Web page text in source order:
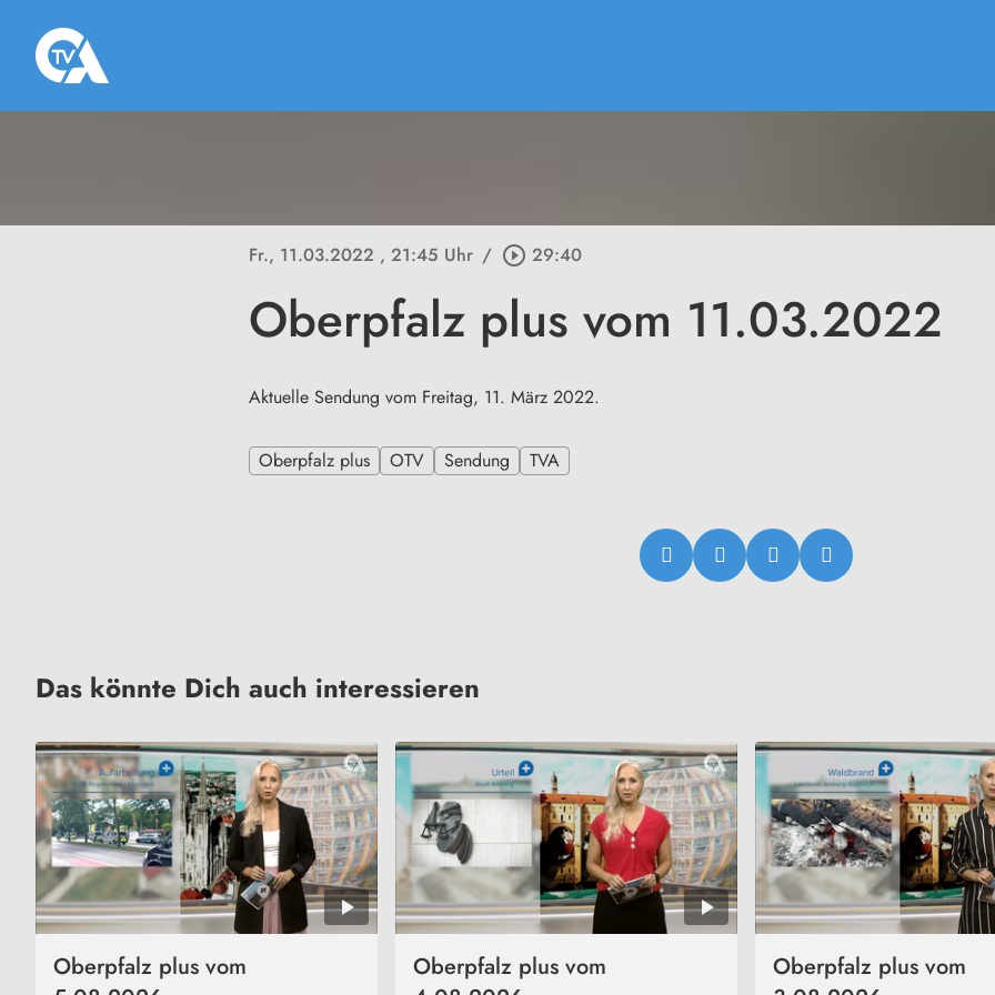
Fr., 11.03.2022 , 21:45 Uhr / play_circle_outline 29:40
Oberpfalz plus vom 11.03.2022
Aktuelle Sendung vom Freitag, 11. März 2022.
Oberpfalz plus OTV Sendung TVA
Das könnte Dich auch interessieren
Oberpfalz plus vom
Oberpfalz plus vom
Oberpfalz plus vom